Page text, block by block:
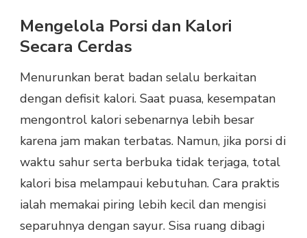
Mengelola Porsi dan Kalori
Secara Cerdas
Menurunkan berat badan selalu berkaitan
dengan defisit kalori. Saat puasa, kesempatan
mengontrol kalori sebenarnya lebih besar
karena jam makan terbatas. Namun, jika porsi di
waktu sahur serta berbuka tidak terjaga, total
kalori bisa melampaui kebutuhan. Cara praktis
ialah memakai piring lebih kecil dan mengisi
separuhnya dengan sayur. Sisa ruang dibagi